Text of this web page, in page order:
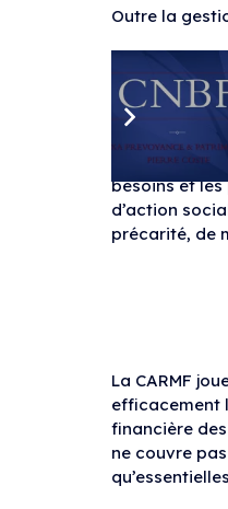
Outre la
Le
La CARMF
besoins et les
d’action
précarité, de
La CARMF
efficacement
financière
ne couvre